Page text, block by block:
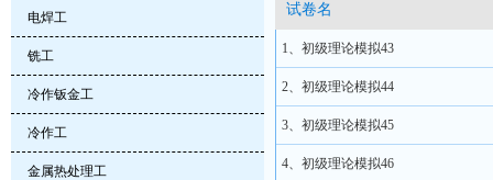
电焊工
铣工
冷作钣金工
冷作工
金属热处理工
试卷名
1、初级理论模拟43
2、初级理论模拟44
3、初级理论模拟45
4、初级理论模拟46